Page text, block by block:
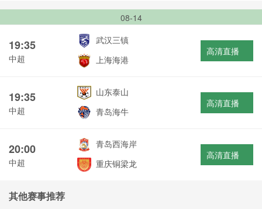
08-14
19:35
中超
武汉三镇
上海海港
高清直播
19:35
中超
山东泰山
青岛海牛
高清直播
20:00
中超
青岛西海岸
重庆铜梁龙
高清直播
其他赛事推荐